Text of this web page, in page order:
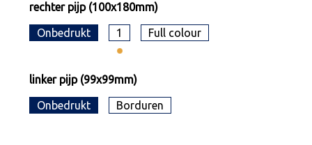
rechter pijp (100x180mm)
Onbedrukt 1 Full colour
linker pijp (99x99mm)
Onbedrukt Borduren